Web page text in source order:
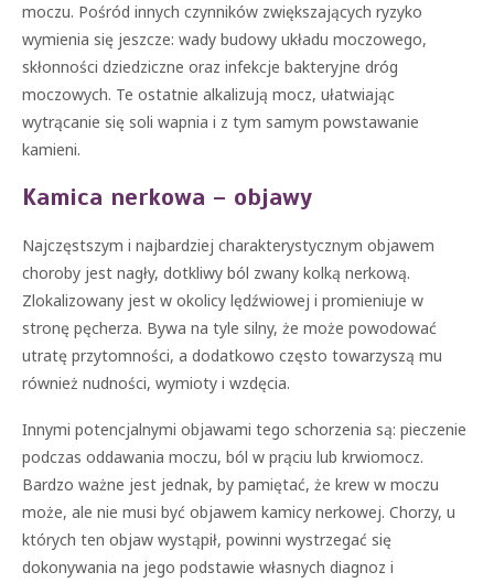
moczu. Pośród innych czynników zwiększających ryzyko
wymienia się jeszcze: wady budowy układu moczowego,
skłonności dziedziczne oraz infekcje bakteryjne dróg
moczowych. Te ostatnie alkalizują mocz, ułatwiając
wytrącanie się soli wapnia i z tym samym powstawanie
kamieni.
Kamica nerkowa – objawy
Najczęstszym i najbardziej charakterystycznym objawem
choroby jest nagły, dotkliwy ból zwany kolką nerkową.
Zlokalizowany jest w okolicy lędźwiowej i promieniuje w
stronę pęcherza. Bywa na tyle silny, że może powodować
utratę przytomności, a dodatkowo często towarzyszą mu
również nudności, wymioty i wzdęcia.
Innymi potencjalnymi objawami tego schorzenia są: pieczenie
podczas oddawania moczu, ból w prąciu lub krwiomocz.
Bardzo ważne jest jednak, by pamiętać, że krew w moczu
może, ale nie musi być objawem kamicy nerkowej. Chorzy, u
których ten objaw wystąpił, powinni wystrzegać się
dokonywania na jego podstawie własnych diagnoz i